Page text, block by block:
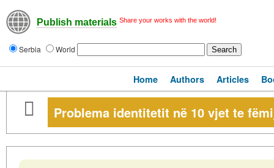
Publish materials Share your works with the world!
Serbia World
Home Authors Articles
Problema identitetit në 10 vjet te